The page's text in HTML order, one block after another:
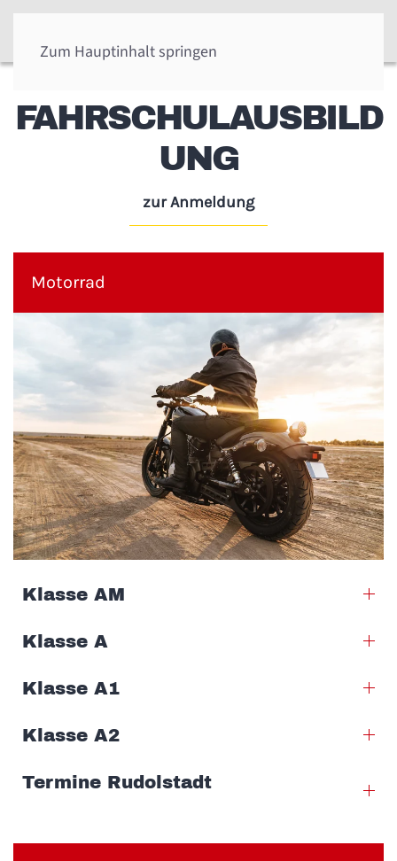
Zum Hauptinhalt springen
FAHRSCHULAUSBILD
UNG
zur Anmeldung
Motorrad
Klasse AM
Klasse A
Klasse A1
Klasse A2
Termine Rudolstadt